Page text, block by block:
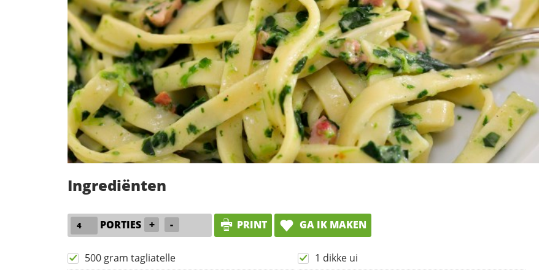
Ingrediënten
PORTIES + - PRINT GA IK MAKEN
500 gram tagliatelle
1 dikke ui